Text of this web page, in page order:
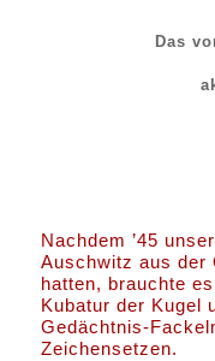
Das
Nachdem ’45
Auschwitz aus der
hatten, brauchte
Kubatur der Kugel
Gedächtnis-
Zeichensetzen.